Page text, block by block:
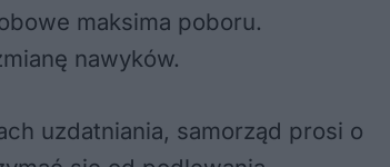
maksima poboru.
nawyków.
uzdatniania, samorząd prosi o